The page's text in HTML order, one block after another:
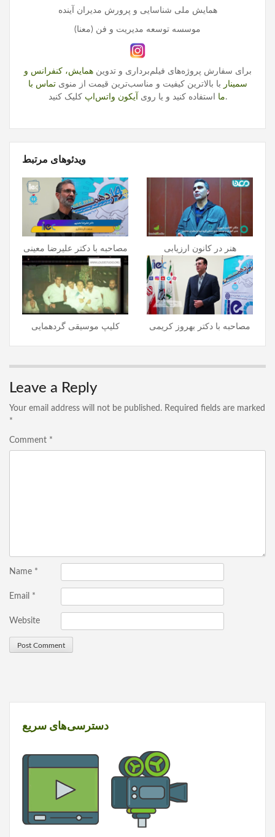
همایش ملی شناسایی و پرورش مدیران آینده
موسسه توسعه مدیریت و فن (معنا)
برای سفارش پروژه‌های فیلم‌برداری و تدوینهمایش، کنفرانس و
سمینار
با بالاترین کیفیت و مناسب‌ترین قیمت از منوی تماس با
ما
استفاده کنید و یا روی آیکون واتس‌اپ کلیک کنید.
ویدئوهای مرتبط
مصاحبه با دکتر علیرضا معینی هنر در کانون ارزیابی
کلیپ موسیقی گردهمایی مصاحبه با دکتر بهروز کریمی
Leave a Reply
Your email address will not be published. Required fields are marked
*
Comment *
Name *
Email *
Website
دسترسی‌های سریع